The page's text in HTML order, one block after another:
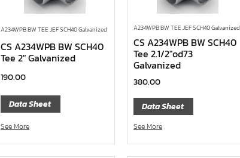
A234WPB BW TEE JEF SCH40 Galvanized
CS A234WPB BW SCH40
Tee 2″ Galvanized
190.00
Data Sheet
See More
A234WPB BW TEE JEF SCH40 Galvanized
CS A234WPB BW SCH40
Tee 2.1/2″od73
Galvanized
380.00
Data Sheet
See More